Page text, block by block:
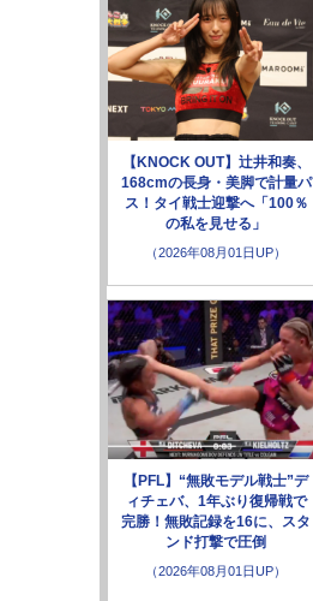
【KNOCK OUT】辻井和奏、
168cmの長身・美脚で計量パ
ス！タイ戦士迎撃へ「100％
の私を見せる」
（2026年08月01日UP）
【PFL】“無敗モデル戦士”デ
ィチェバ、1年ぶり復帰戦で
完勝！無敗記録を16に、スタ
ンド打撃で圧倒
（2026年08月01日UP）